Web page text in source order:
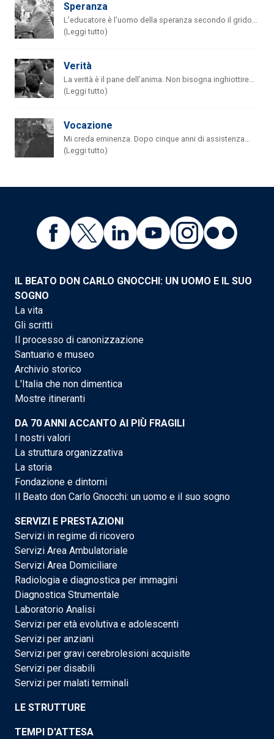
Speranza
L’educatore è l’uomo della speranza secondo il grido...
(Leggi tutto)
Verità
La verità è il pane dell’anima. Non bisogna inghiottire...
(Leggi tutto)
Vocazione
Mi creda eminenza. Dopo cinque anni di assistenza...
(Leggi tutto)
IL BEATO DON CARLO GNOCCHI: UN UOMO E IL SUO
SOGNO
La vita
Gli scritti
Il processo di canonizzazione
Santuario e museo
Archivio storico
L'Italia che non dimentica
Mostre itineranti
DA 70 ANNI ACCANTO AI PIÙ FRAGILI
I nostri valori
La struttura organizzativa
La storia
Fondazione e dintorni
Il Beato don Carlo Gnocchi: un uomo e il suo sogno
SERVIZI E PRESTAZIONI
Servizi in regime di ricovero
Servizi Area Ambulatoriale
Servizi Area Domiciliare
Radiologia e diagnostica per immagini
Diagnostica Strumentale
Laboratorio Analisi
Servizi per età evolutiva e adolescenti
Servizi per anziani
Servizi per gravi cerebrolesioni acquisite
Servizi per disabili
Servizi per malati terminali
LE STRUTTURE
TEMPI D'ATTESA